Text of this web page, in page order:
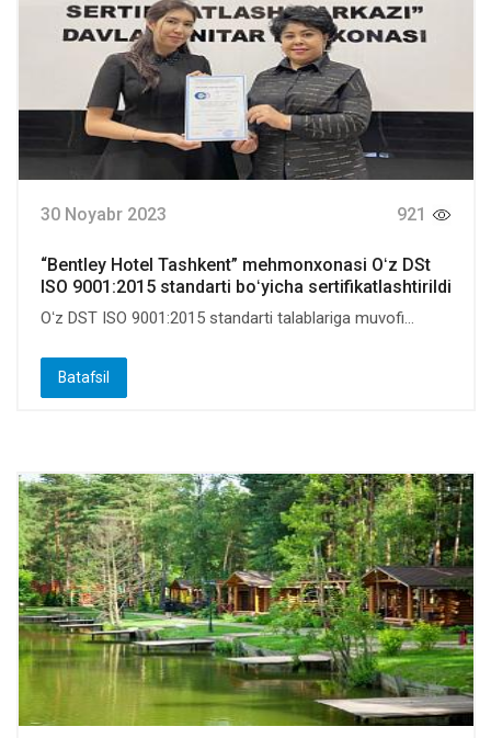
30 Noyabr 2023 921
“Bentley Hotel Tashkent” mehmonxonasi Oʻz DSt
ISO 9001:2015 standarti boʻyicha sertifikatlashtirildi
Oʻz DST ISO 9001:2015 standarti talablariga muvofi...
Batafsil